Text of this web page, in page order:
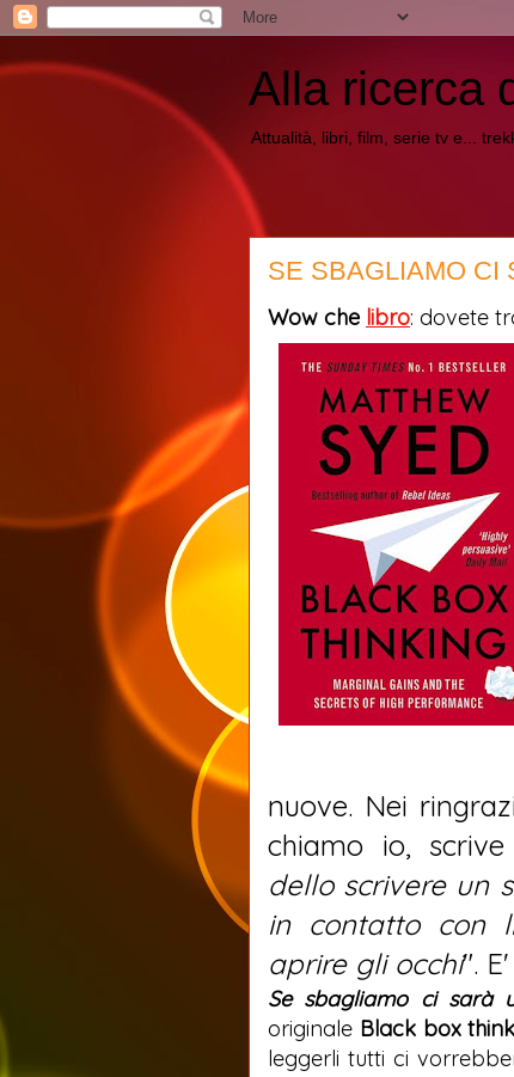
Alla ricerca
Attualità, libri, film, serie tv e...
SE SBAGLIAMO CI
Wow che libro: dovete
nuove. Nei
chiamo io,
dello scrivere un
in contatto con
aprire gli occhi".
Se sbagliamo ci sarà
originale Black box
leggerli tutti ci